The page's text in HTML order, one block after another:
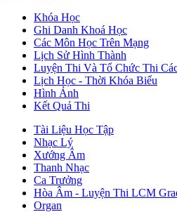
Khóa Học
Ghi Danh Khoá Học
Các Môn Học Trên Mạng
Lịch Sử Hình Thành
Luyện Thi Và Tổ Chức Thi
Lịch Học - Thời Khóa Biểu
Hình Ảnh
Kết Quả Thi
Tài Liệu Học Tập
Nhạc Lý
Xướng Âm
Thanh Nhạc
Ca Trưởng
Hòa Âm - Luyện Thi LCM
Organ